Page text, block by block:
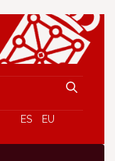
ES EU